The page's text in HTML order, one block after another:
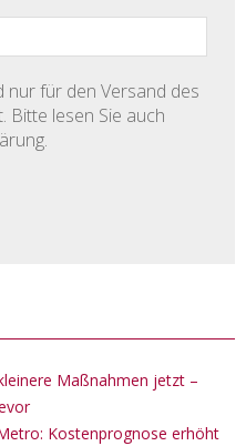
nur für den Versand des
Bitte lesen Sie auch
Maßnahmen jetzt –
Kostenprognose erhöht